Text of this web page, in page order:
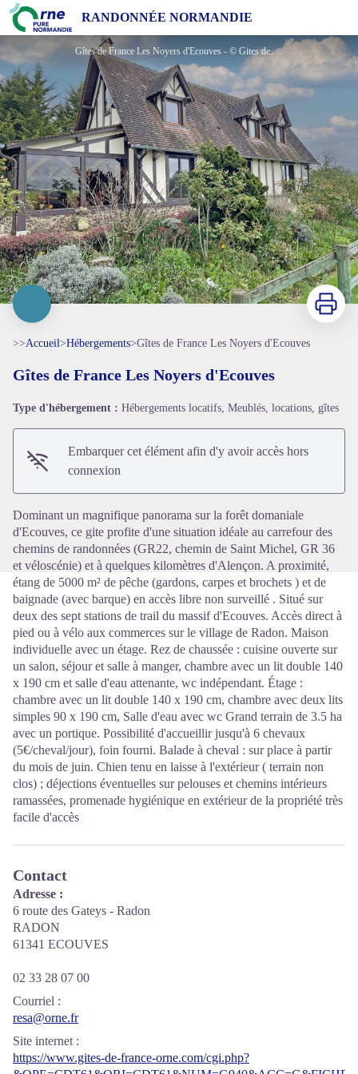
RANDONNÉE NORMANDIE
Gîtes de France Les Noyers d'Ecouves
Gîtes de France Les Noyers d'Ecouves - © Gites de France Orne
Voir l'image en plein écran
Imprimer
>>Accueil>Hébergements>Gîtes de France Les Noyers d'Ecouves
Gîtes de France Les Noyers d'Ecouves
Type d'hébergement : Hébergements locatifs, Meublés, locations, gîtes
Embarquer cet élément afin d'y avoir accès hors
connexion
Dominant un magnifique panorama sur la forêt domaniale
d'Ecouves, ce gite profite d'une situation idéale au carrefour des
chemins de randonnées (GR22, chemin de Saint Michel, GR 36
et véloscénie) et à quelques kilomètres d'Alençon. A proximité,
étang de 5000 m² de pêche (gardons, carpes et brochets ) et de
baignade (avec barque) en accès libre non surveillé . Situé sur
deux des sept stations de trail du massif d'Ecouves. Accès direct à
pied ou à vélo aux commerces sur le village de Radon. Maison
individuelle avec un étage. Rez de chaussée : cuisine ouverte sur
un salon, séjour et salle à manger, chambre avec un lit double 140
x 190 cm et salle d'eau attenante, wc indépendant. Étage :
chambre avec un lit double 140 x 190 cm, chambre avec deux lits
simples 90 x 190 cm, Salle d'eau avec wc Grand terrain de 3.5 ha
avec un portique. Possibilité d'accueillir jusqu'à 6 chevaux
(5€/cheval/jour), foin fourni. Balade à cheval : sur place à partir
du mois de juin. Chien tenu en laisse à l'extérieur ( terrain non
clos) ; déjections éventuelles sur pelouses et chemins intérieurs
ramassées, promenade hygiénique en extérieur de la propriété très
facile d'accès
Contact
Adresse :
6 route des Gateys - Radon
RADON
61341 ECOUVES
02 33 28 07 00
Courriel :
resa@orne.fr
Site internet :
https://www.gites-de-france-orne.com/cgi.php?